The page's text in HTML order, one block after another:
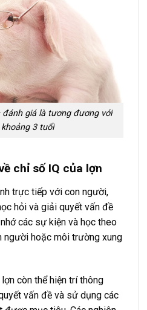
giá là tương đương với
3 tuổi
chỉ số IQ của lợn
trực tiếp với con người,
hỏi và giải quyết vấn đề
các sự kiện và học theo
người hoặc môi trường xung
còn thể hiện trí thông
vấn đề và sử dụng các